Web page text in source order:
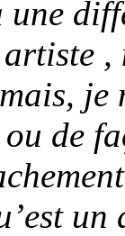
je
de
un